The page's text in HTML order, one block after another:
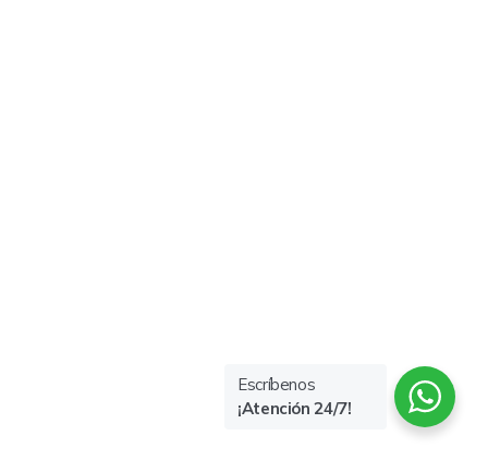
Escríbenos
¡Atención 24/7!